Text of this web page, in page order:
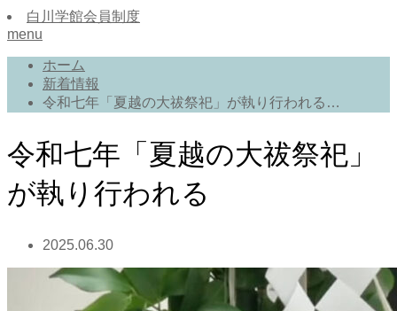
白川学館会員制度
menu
ホーム
新着情報
令和七年「夏越の大祓祭祀」が執り行われる…
令和七年「夏越の大祓祭祀」
が執り行われる
2025.06.30